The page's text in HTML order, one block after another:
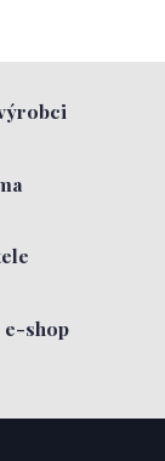
shop